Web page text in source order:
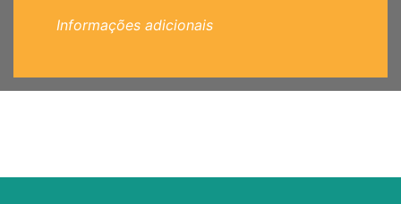
Informações adicionais